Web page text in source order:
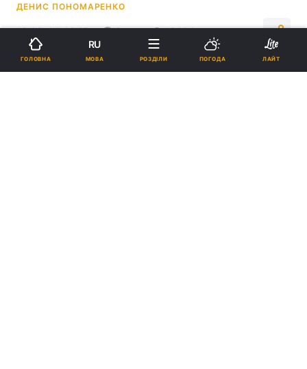
ДЕНИС ПОНОМАРЕНКО
18:33, 06.02.25 3 хв. 18604
Підпишіться на нас в Google
ГОЛОВНА
RU
МОВА РОЗДІЛИ ПОГОДА ЛАЙТ